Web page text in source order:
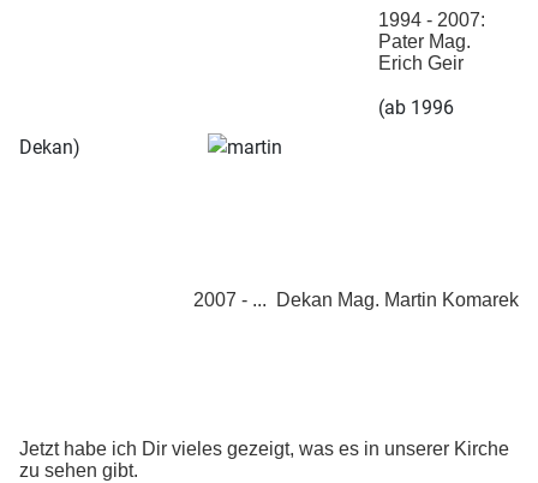
1994 - 2007:
Pater Mag.
Erich Geir
(ab 1996
Dekan)
2007 - ... Dekan Mag. Martin Komarek
Jetzt habe ich Dir vieles gezeigt, was es in unserer Kirche
zu sehen gibt.